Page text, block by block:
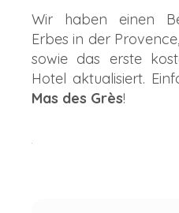
Wir haben einen
Erbes in der
sowie das erste
Hotel aktualisiert.
Mas des Grès!